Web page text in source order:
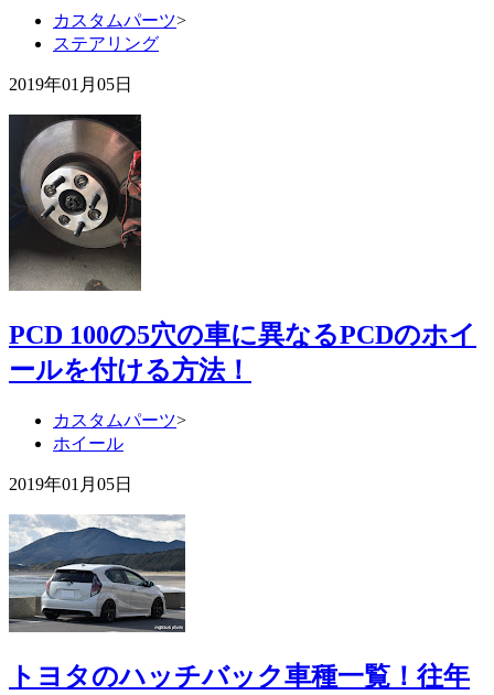
カスタムパーツ>
ステアリング
2019年01月05日
PCD 100の5穴の車に異なるPCDのホイ
ールを付ける方法！
カスタムパーツ>
ホイール
2019年01月05日
トヨタのハッチバック車種一覧！往年